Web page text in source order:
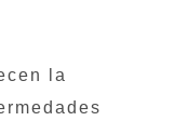
la